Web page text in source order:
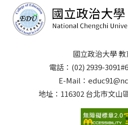
國立政治大學
電話：(02) 2939-
E-Mail：
地址：116302 台北市文山